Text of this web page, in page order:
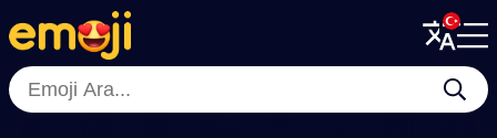
Menu
Close
Menu
Close